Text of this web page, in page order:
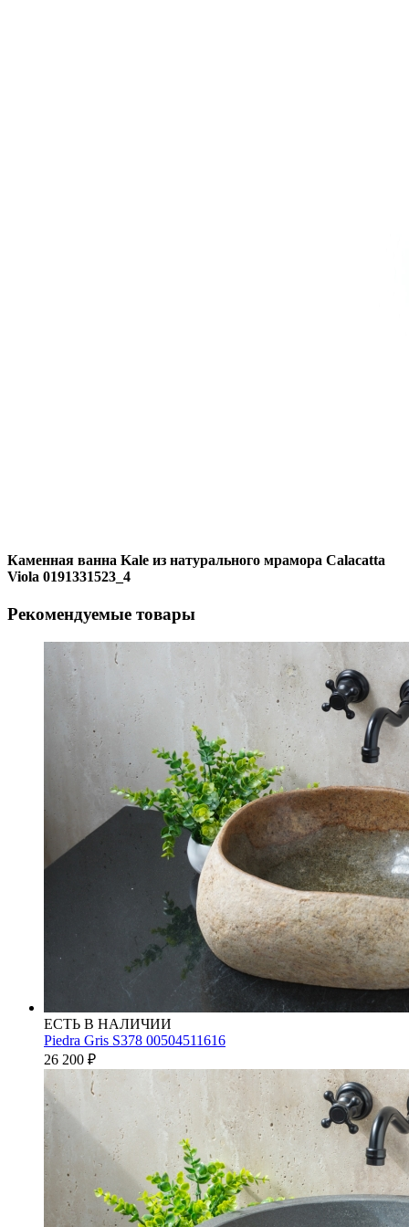
Каменная ванна Kale из натурального мрамора Calacatta
Viola 0191331523_4
Рекомендуемые товары
ЕСТЬ В НАЛИЧИИ
Piedra Gris S378 00504511616
26 200 ₽